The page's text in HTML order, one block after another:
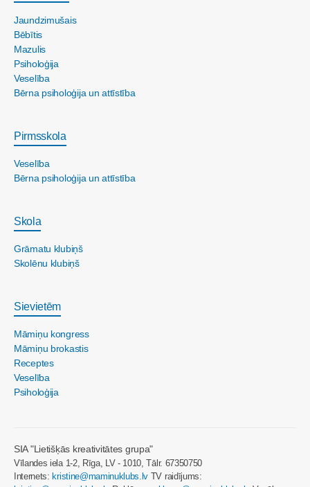
Jaundzimušais
Bēbītis
Mazulis
Psiholoģija
Veselība
Bērna psiholoģija un attīstība
Pirmsskola
Veselība
Bērna psiholoģija un attīstība
Skola
Grāmatu klubiņš
Skolēnu klubiņš
Sievietēm
Māmiņu kongress
Māmiņu brokastis
Receptes
Veselība
Psiholoģija
SIA "Lietišķās kreativitātes grupa"
Vīlandes iela 1-2, Rīga, LV - 1010, Tālr. 67350750
Internets: kristine@maminuklubs.lv TV raidījums: